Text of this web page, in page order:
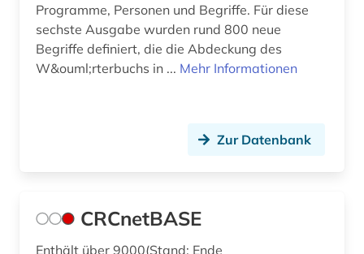
Programme, Personen und Begriffe. Für diese
sechste Ausgabe wurden rund 800 neue
Begriffe definiert, die die Abdeckung des
W&ouml;rterbuchs in ... Mehr Informationen
Zur Datenbank
CRCnetBASE
Enthält über 9000(Stand: Ende